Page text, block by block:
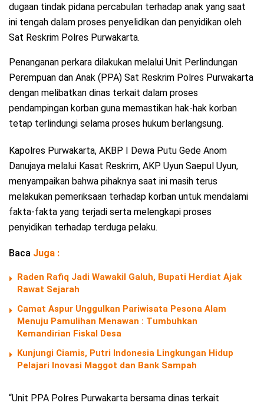
dugaan tindak pidana percabulan terhadap anak yang saat
ini tengah dalam proses penyelidikan dan penyidikan oleh
Sat Reskrim Polres Purwakarta.
Penanganan perkara dilakukan melalui Unit Perlindungan
Perempuan dan Anak (PPA) Sat Reskrim Polres Purwakarta
dengan melibatkan dinas terkait dalam proses
pendampingan korban guna memastikan hak-hak korban
tetap terlindungi selama proses hukum berlangsung.
Kapolres Purwakarta, AKBP I Dewa Putu Gede Anom
Danujaya melalui Kasat Reskrim, AKP Uyun Saepul Uyun,
menyampaikan bahwa pihaknya saat ini masih terus
melakukan pemeriksaan terhadap korban untuk mendalami
fakta-fakta yang terjadi serta melengkapi proses
penyidikan terhadap terduga pelaku.
Baca Juga :
Raden Rafiq Jadi Wawakil Galuh, Bupati Herdiat Ajak
Rawat Sejarah
Camat Aspur Unggulkan Pariwisata Pesona Alam
Menuju Pamulihan Menawan : Tumbuhkan
Kemandirian Fiskal Desa
Kunjungi Ciamis, Putri Indonesia Lingkungan Hidup
Pelajari Inovasi Maggot dan Bank Sampah
“Unit PPA Polres Purwakarta bersama dinas terkait